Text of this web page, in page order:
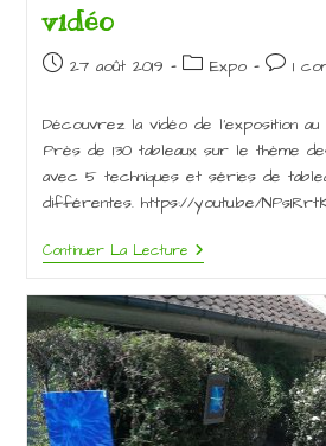
vidéo
Publication
27 août 2019
PostExpo 1
Découvrez la vidéo de l’exposition
Près de 130 tableaux sur le thème
avec 5 techniques et séries de
différentes. https://youtu.be/
Continuer La LectureExpo
« Les
2015
En
Vidéo